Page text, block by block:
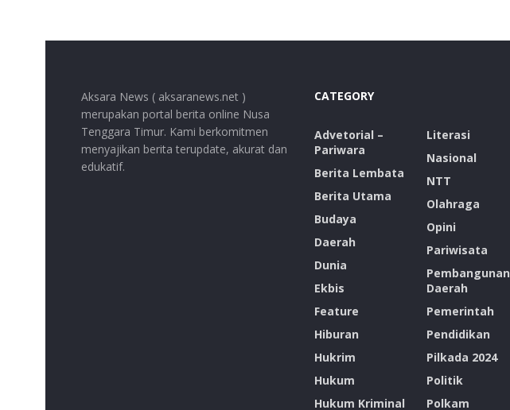
Aksara News ( aksaranews.net )
merupakan portal berita online Nusa
Tenggara Timur. Kami berkomitmen
menyajikan berita terupdate, akurat dan
edukatif.
CATEGORY
Advetorial –
Pariwara
Berita Lembata
Berita Utama
Budaya
Daerah
Dunia
Ekbis
Feature
Hiburan
Hukrim
Hukum
Hukum Kriminal
Literasi
Nasional
NTT
Olahraga
Opini
Pariwisata
Pembangunan
Daerah
Pemerintah
Pendidikan
Pilkada 2024
Politik
Polkam